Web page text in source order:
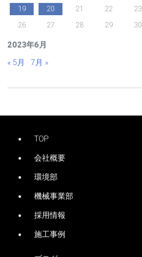
2023年6月
19
20 21 22 23
26
27 28 29 30
« 5月 7月 »
TOP
会社概要
環境部
機械事業部
採用情報
施工事例